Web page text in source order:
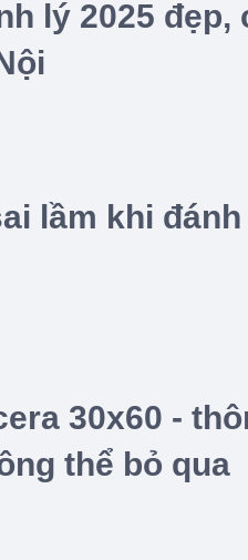
lý 2025 đẹp,
lầm khi
30x60 -
thể bỏ qua